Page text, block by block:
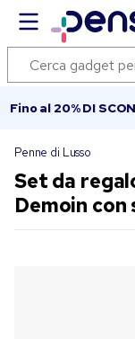
Fino al 20% DI
Penne di Lusso
Set da
Demoin